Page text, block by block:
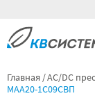
Главная AC/DC
МАА20-1С09СВП